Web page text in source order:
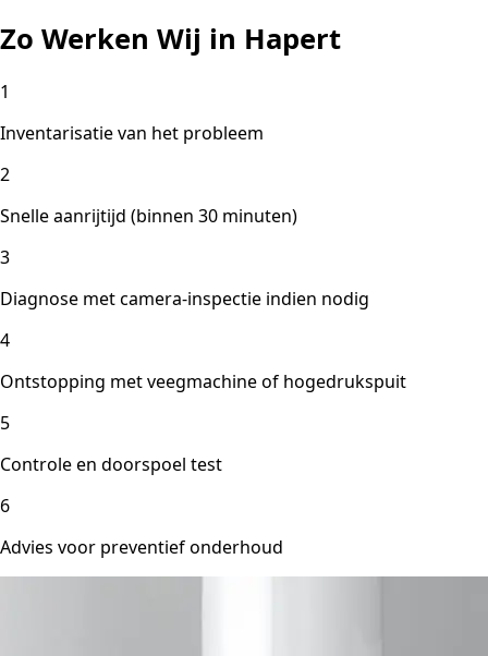
Zo Werken Wij in Hapert
1
Inventarisatie van het probleem
2
Snelle aanrijtijd (binnen 30 minuten)
3
Diagnose met camera-inspectie indien nodig
4
Ontstopping met veegmachine of hogedrukspuit
5
Controle en doorspoel test
6
Advies voor preventief onderhoud